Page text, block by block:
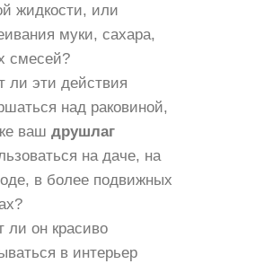
жидкости, или
муки, сахара,
смесей?
ли эти действия
над раковиной,
ваш друшлаг
на даче, на
в более подвижных
ли он красиво
в интерьер